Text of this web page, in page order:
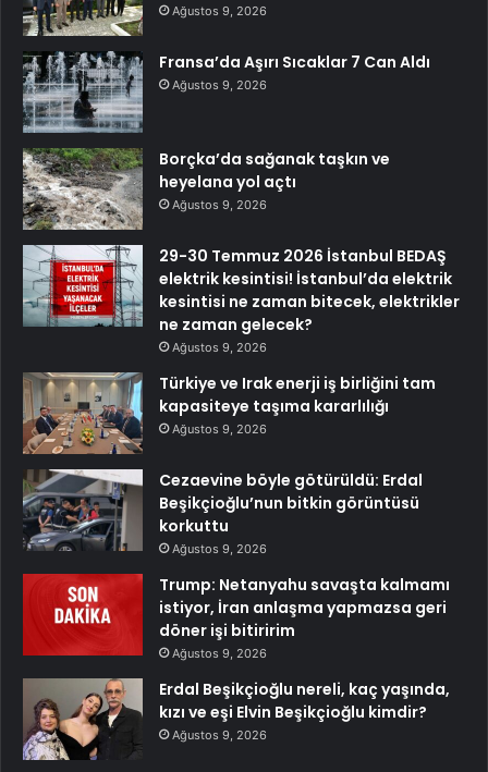
Ağustos 9, 2026
Fransa’da Aşırı Sıcaklar 7 Can Aldı
Ağustos 9, 2026
Borçka’da sağanak taşkın ve
heyelana yol açtı
Ağustos 9, 2026
29-30 Temmuz 2026 İstanbul BEDAŞ
elektrik kesintisi! İstanbul’da elektrik
kesintisi ne zaman bitecek, elektrikler
ne zaman gelecek?
Ağustos 9, 2026
Türkiye ve Irak enerji iş birliğini tam
kapasiteye taşıma kararlılığı
Ağustos 9, 2026
Cezaevine böyle götürüldü: Erdal
Beşikçioğlu’nun bitkin görüntüsü
korkuttu
Ağustos 9, 2026
Trump: Netanyahu savaşta kalmamı
istiyor, İran anlaşma yapmazsa geri
döner işi bitiririm
Ağustos 9, 2026
Erdal Beşikçioğlu nereli, kaç yaşında,
kızı ve eşi Elvin Beşikçioğlu kimdir?
Ağustos 9, 2026